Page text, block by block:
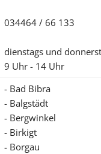
034464 / 66 133
dienstags und
9 Uhr - 14 Uhr
- Bad Bibra
- Balgstädt
- Bergwinkel
- Birkigt
- Borgau